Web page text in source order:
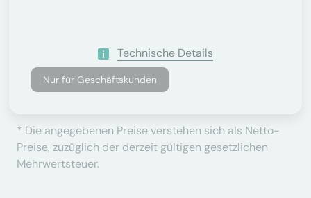
Technische Details
Nur für Geschäftskunden
* Die angegebenen Preise verstehen sich als Netto-
Preise, zuzüglich der derzeit gültigen gesetzlichen
Mehrwertsteuer.